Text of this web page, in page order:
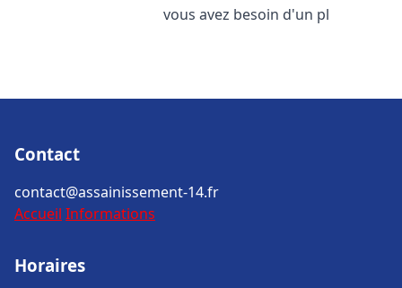
vous avez besoin d'un pl
Contact
contact@assainissement-14.fr
Accueil Informations
Horaires